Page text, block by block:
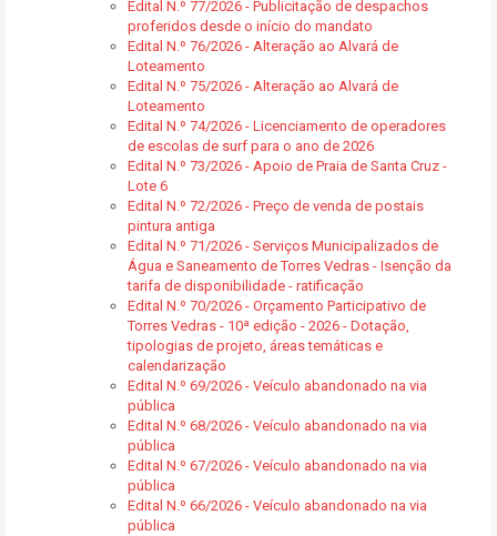
Edital N.º 77/2026 - Publicitação de despachos
proferidos desde o início do mandato
Edital N.º 76/2026 - Alteração ao Alvará de
Loteamento
Edital N.º 75/2026 - Alteração ao Alvará de
Loteamento
Edital N.º 74/2026 - Licenciamento de operadores
de escolas de surf para o ano de 2026
Edital N.º 73/2026 - Apoio de Praia de Santa Cruz -
Lote 6
Edital N.º 72/2026 - Preço de venda de postais
pintura antiga
Edital N.º 71/2026 - Serviços Municipalizados de
Água e Saneamento de Torres Vedras - Isenção da
tarifa de disponibilidade - ratificação
Edital N.º 70/2026 - Orçamento Participativo de
Torres Vedras - 10ª edição - 2026 - Dotação,
tipologias de projeto, áreas temáticas e
calendarização
Edital N.º 69/2026 - Veículo abandonado na via
pública
Edital N.º 68/2026 - Veículo abandonado na via
pública
Edital N.º 67/2026 - Veículo abandonado na via
pública
Edital N.º 66/2026 - Veículo abandonado na via
pública